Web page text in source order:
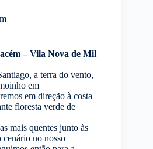
– Vila Nova de Mil
a terra do vento,
em
em direção à costa
floresta verde de
mais quentes junto às
cenário no nosso